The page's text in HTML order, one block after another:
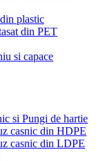
plastic
din PET
si capace
si Pungi de hartie
casnic din HDPE
casnic din LDPE